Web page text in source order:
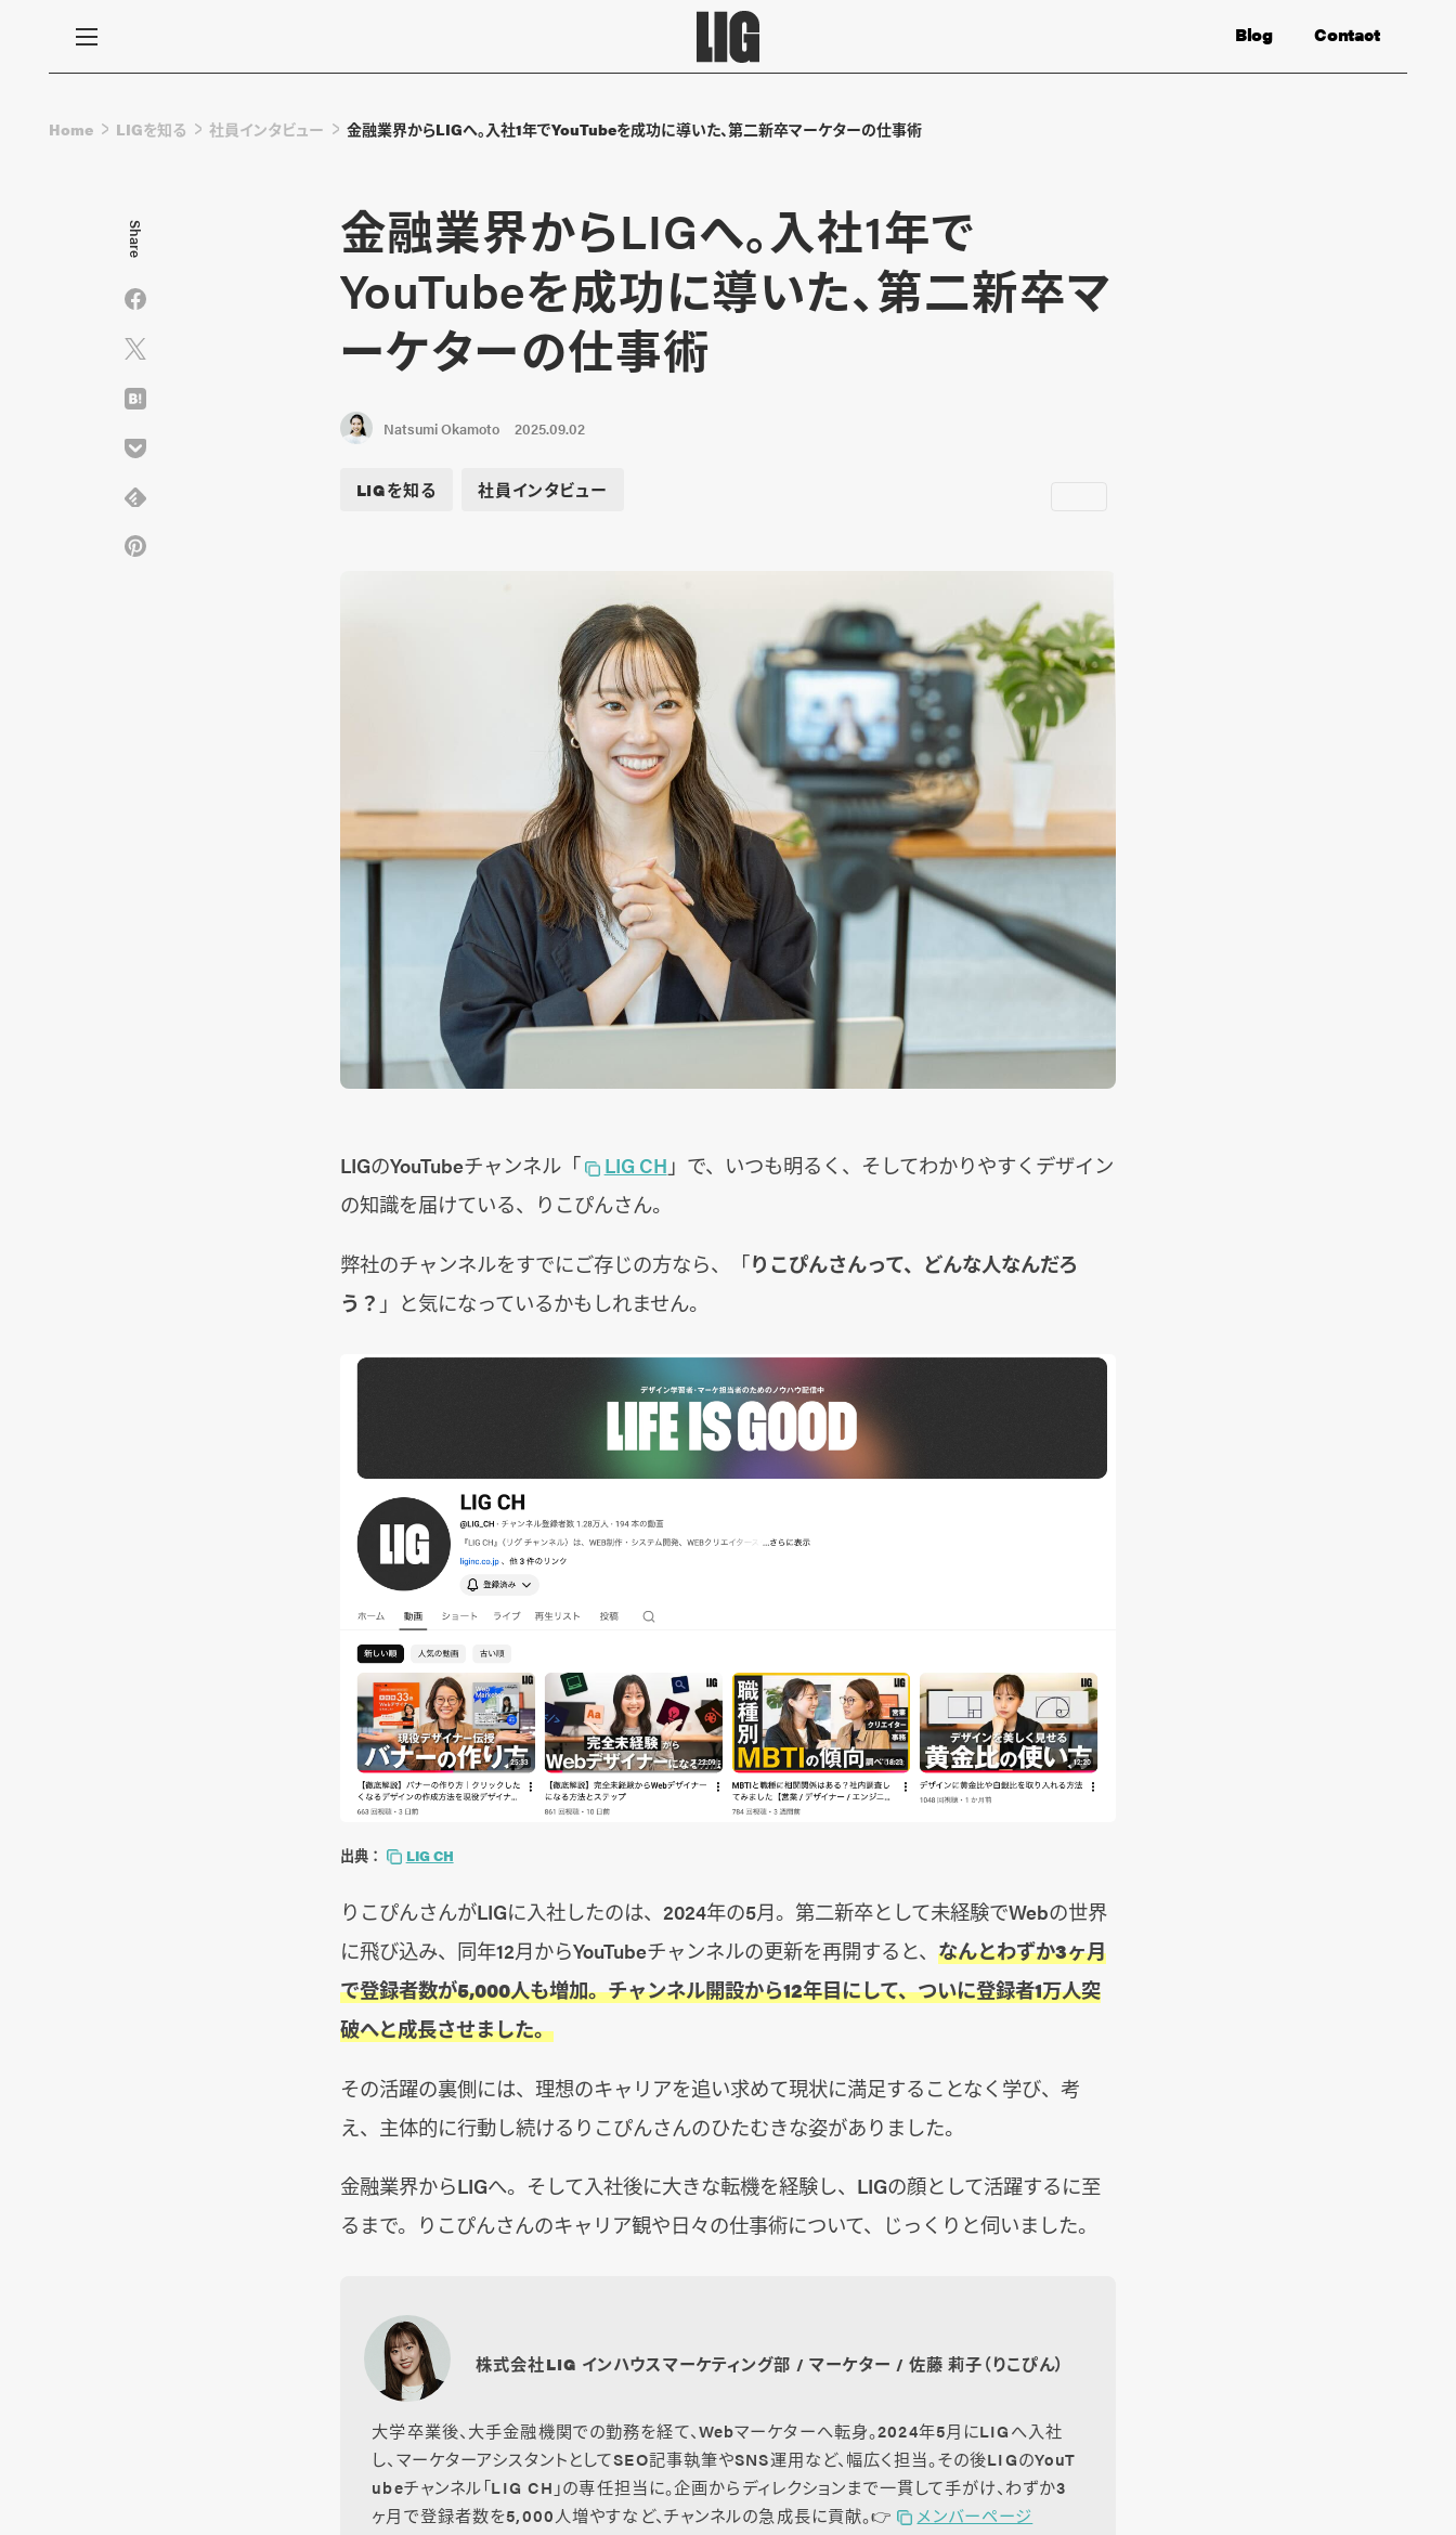
Contact
Blog
Home LIGを知る 社員インタビュー 金融業界からLIGへ。入社1年でYouTubeを成功に導いた、第二新卒マーケターの仕事術
金融業界からLIGへ。入社1年で
YouTubeを成功に導いた、第二新卒マ
ーケターの仕事術
Natsumi Okamoto 2025.09.02
LIGを知る 社員インタビュー
LIGのYouTubeチャンネル「 LIG CH 」で、いつも明るく、そしてわかりやすくデザイン
の知識を届けている、りこぴんさん。
弊社のチャンネルをすでにご存じの方なら、「りこぴんさんって、どんな人なんだろ
う？ 」と気になっているかもしれません。
出典： LIG CH
りこぴんさんがLIGに入社したのは、2024年の5月。第二新卒として未経験でWebの世界
に飛び込み、同年12月からYouTubeチャンネルの更新を再開すると、 なんとわずか3ヶ月
で登録者数が5,000人も増加。チャンネル開設から12年目にして、ついに登録者1万人突
破へと成長させました。
その活躍の裏側には、理想のキャリアを追い求めて現状に満足することなく学び、考
え、主体的に行動し続けるりこぴんさんのひたむきな姿がありました。
金融業界からLIGへ。そして入社後に大きな転機を経験し、LIGの顔として活躍するに至
るまで。りこぴんさんのキャリア観や日々の仕事術について、じっくりと伺いました。
株式会社LIG インハウスマーケティング部 / マーケター / 佐藤 莉子（りこぴん）
大学卒業後、大手金融機関での勤務を経て、Webマーケターへ転身。2024年5月にLIGへ入社
し、マーケターアシスタントとしてSEO記事執筆やSNS運用など、幅広く担当。その後LIGのYouT
ubeチャンネル「LIG CH」の専任担当に。企画からディレクションまで一貫して手がけ、わずか3
ヶ月で登録者数を5,000人増やすなど、チャンネルの急成長に貢献。👉️
メンバーページ
Share